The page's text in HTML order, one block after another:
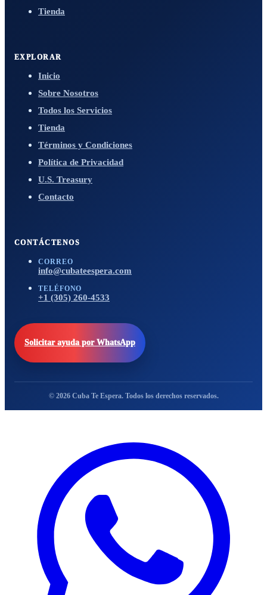
Tienda
EXPLORAR
Inicio
Sobre Nosotros
Todos los Servicios
Tienda
Términos y Condiciones
Política de Privacidad
U.S. Treasury
Contacto
CONTÁCTENOS
CORREO
info@cubateespera.com
TELÉFONO
+1 (305) 260-4533
Solicitar ayuda por WhatsApp
© 2026 Cuba Te Espera. Todos los derechos reservados.